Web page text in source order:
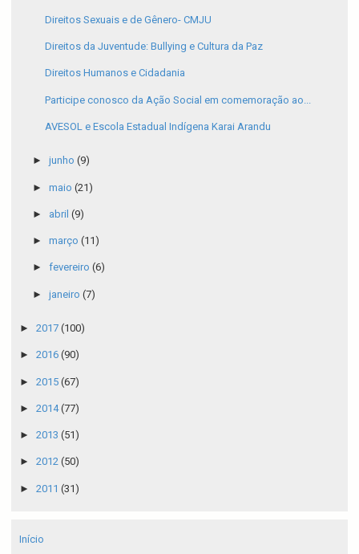
Direitos Sexuais e de Gênero- CMJU
Direitos da Juventude: Bullying e Cultura da Paz
Direitos Humanos e Cidadania
Participe conosco da Ação Social em comemoração ao...
AVESOL e Escola Estadual Indígena Karai Arandu
► junho (9)
► maio (21)
► abril (9)
► março (11)
► fevereiro (6)
► janeiro (7)
► 2017 (100)
► 2016 (90)
► 2015 (67)
► 2014(77)
► 2013 (51)
► 2012 (50)
► 2011 (31)
Início